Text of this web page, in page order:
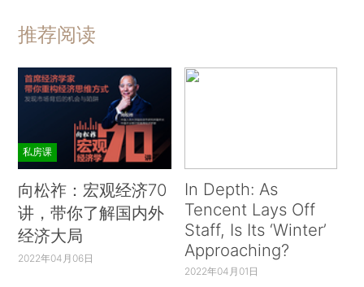
推荐阅读
私房课
向松祚：宏观经济70
讲，带你了解国内外
经济大局
2022年04月06日
In Depth: As
Tencent Lays Off
Staff, Is Its ‘Winter’
Approaching?
2022年04月01日